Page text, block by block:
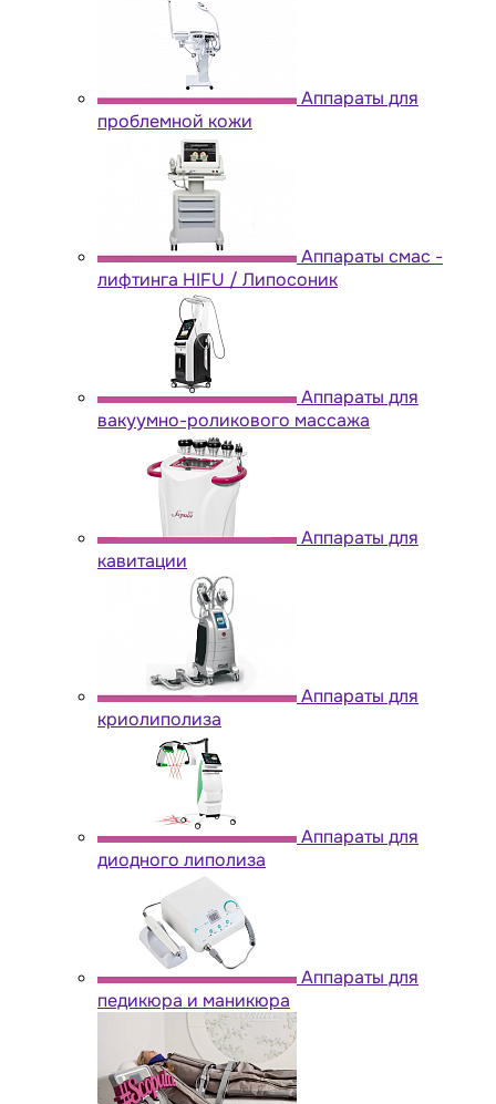
Аппараты для
проблемной кожи
Аппараты cмас -
лифтинга HIFU / Липосоник
Аппараты для
вакуумно-роликового массажа
Аппараты для
кавитации
Аппараты для
криолиполиза
Аппараты для
диодного липолиза
Аппараты для
педикюра и маникюра